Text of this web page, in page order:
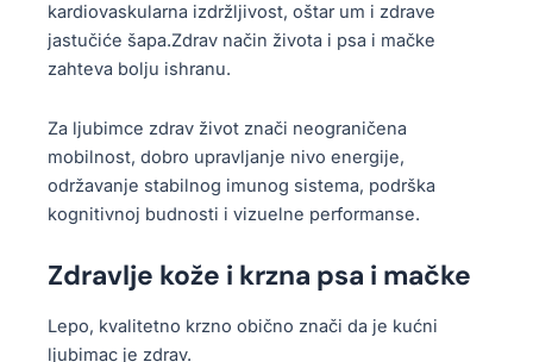
kardiovaskularna izdržljivost, oštar um i zdrave
jastučiće šapa.Zdrav način života i psa i mačke
zahteva bolju ishranu.
Za ljubimce zdrav život znači neograničena
mobilnost, dobro upravljanje nivo energije,
održavanje stabilnog imunog sistema, podrška
kognitivnoj budnosti i vizuelne performanse.
Zdravlje kože i krzna psa i mačke
Lepo, kvalitetno krzno obično znači da je kućni
ljubimac je zdrav.